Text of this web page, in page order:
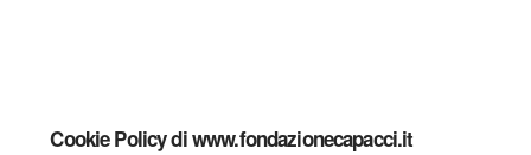
Cookie Policy di www.fondazionecapacci.it